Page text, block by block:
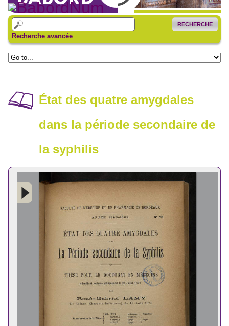
RECHERCHE
Recherche avancée
État des quatre amygdales
dans la période secondaire de
la syphilis